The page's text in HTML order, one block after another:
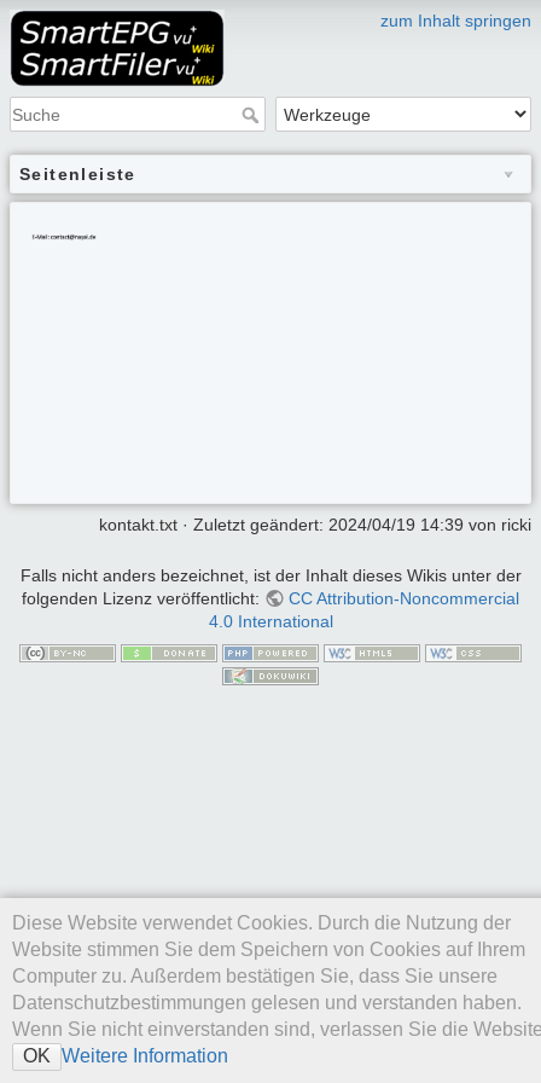
zum Inhalt springen
Seitenleiste
Diese Website verwendet Cookies. Durch die Nutzung der
Website stimmen Sie dem Speichern von Cookies auf Ihrem
Computer zu. Außerdem bestätigen Sie, dass Sie unsere
Datenschutzbestimmungen gelesen und verstanden haben.
Wenn Sie nicht einverstanden sind, verlassen Sie die
OK Weitere Information
kontakt.txt · Zuletzt geändert: 2024/04/19 14:39 von ricki
Falls nicht anders bezeichnet, ist der Inhalt dieses Wikis unter der
folgenden Lizenz veröffentlicht:
CC Attribution-Noncommercial
4.0 International